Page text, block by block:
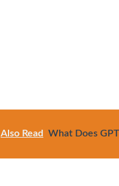
Also Read What Does